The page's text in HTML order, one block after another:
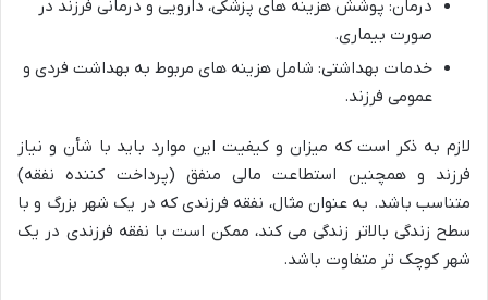
درمان: پوشش هزینه های پزشکی، دارویی و درمانی فرزند در
صورت بیماری.
خدمات بهداشتی: شامل هزینه های مربوط به بهداشت فردی و
عمومی فرزند.
لازم به ذکر است که میزان و کیفیت این موارد باید با شأن و نیاز
فرزند و همچنین استطاعت مالی منفق (پرداخت کننده نفقه)
متناسب باشد. به عنوان مثال، نفقه فرزندی که در یک شهر بزرگ و با
سطح زندگی بالاتر زندگی می کند، ممکن است با نفقه فرزندی در یک
شهر کوچک تر متفاوت باشد.